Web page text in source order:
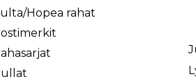
Hopea rahat